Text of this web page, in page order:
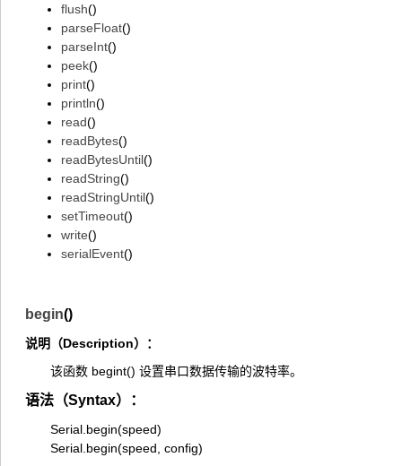
flush()
parseFloat()
parseInt()
peek()
print()
println()
read()
readBytes()
readBytesUntil()
readString()
readStringUntil()
setTimeout()
write()
serialEvent()
begin()
说明（Description）：
该函数 begint() 设置串口数据传输的波特率。
语法（Syntax）：
Serial.begin(speed)
Serial.begin(speed, config)